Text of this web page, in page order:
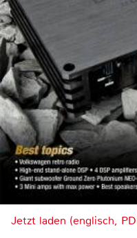
Jetzt laden (englisch,